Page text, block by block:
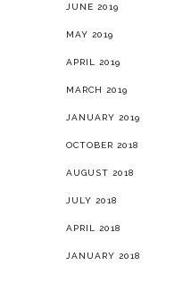
JUNE 2019
MAY 2019
APRIL 2019
MARCH 2019
JANUARY 2019
OCTOBER 2018
AUGUST 2018
JULY 2018
APRIL 2018
JANUARY 2018